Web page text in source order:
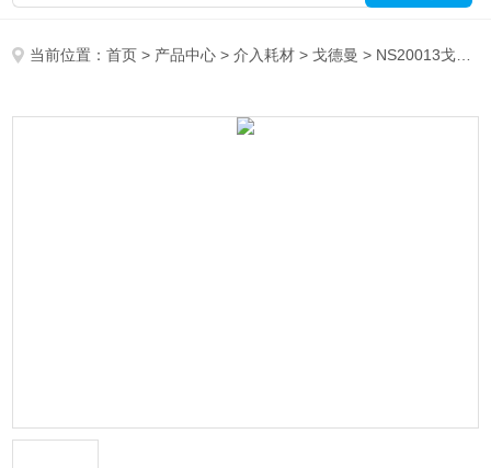
当前位置：首页 > 产品中心 >介入耗材 >戈德曼 > NS20013戈德曼冠状动脉棘突球囊导管